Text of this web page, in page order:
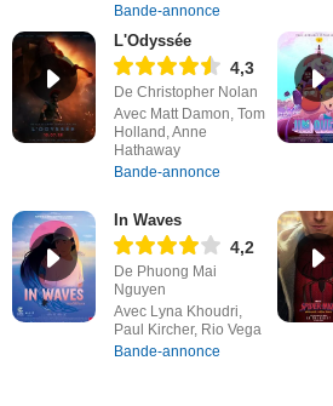
Bande-annonce
L'Odyssée
4,3
De Christopher Nolan
Avec Matt Damon, Tom
Holland, Anne
Hathaway
Bande-annonce
In Waves
4,2
De Phuong Mai
Nguyen
Avec Lyna Khoudri,
Paul Kircher, Rio Vega
Bande-annonce